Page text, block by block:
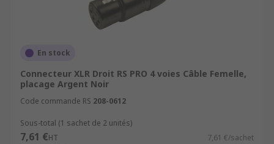
En stock
Connecteur XLR Droit RS PRO 4 voies Câble Femelle,
placage Argent Noir
Code commande RS 208-0612
Sous-total (1 sachet de 2 unités)
7,61 €HT 7,61 €/sachet